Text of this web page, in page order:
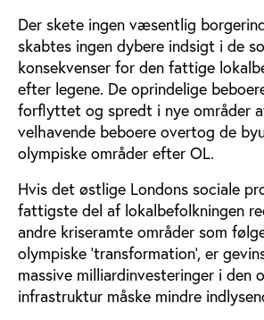
Der skete ingen væsentlig
skabtes ingen dybere indsigt i de
konsekvenser for den fattige
efter legene. De oprindelige
forflyttet og spredt i nye områder
velhavende beboere overtog de
olympiske områder efter OL.
Hvis det østlige Londons sociale
fattigste del af lokalbefolkningen
andre kriseramte områder som
olympiske ’transformation’, er
massive milliardinvesteringer i den
infrastruktur måske mindre